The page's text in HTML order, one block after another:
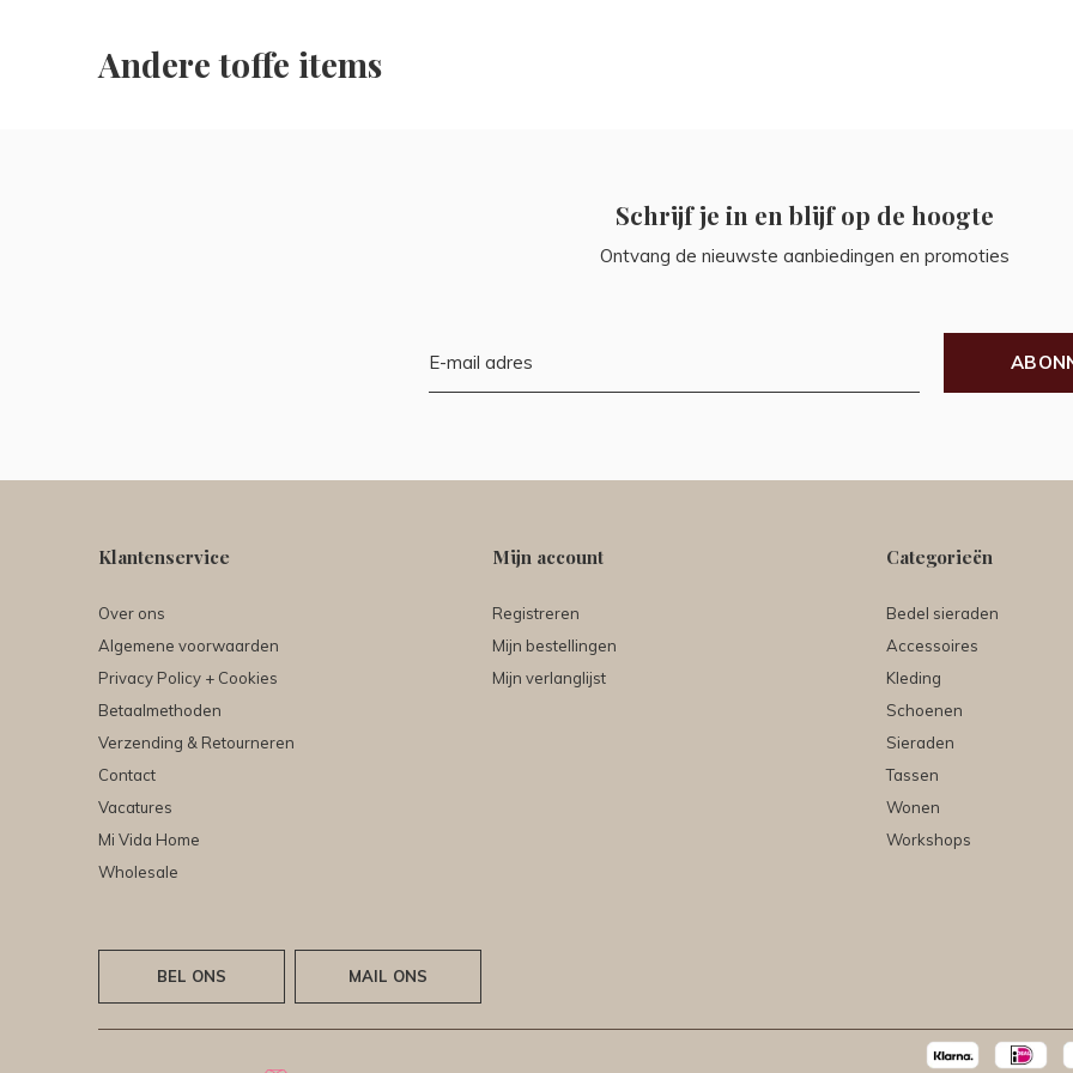
Andere toffe items
Schrijf je in en blijf op de hoogte
Ontvang de nieuwste aanbiedingen en promoties
Klantenservice
Over ons
Algemene voorwaarden
Privacy Policy + Cookies
Betaalmethoden
Verzending & Retourneren
Contact
Vacatures
Mi Vida Home
Wholesale
Mijn account
Registreren
Mijn bestellingen
Mijn verlanglijst
Categorieën
Bedel sieraden
Accessoires
Kleding
Schoenen
Sieraden
Tassen
Wonen
Workshops
BEL ONS MAIL ONS